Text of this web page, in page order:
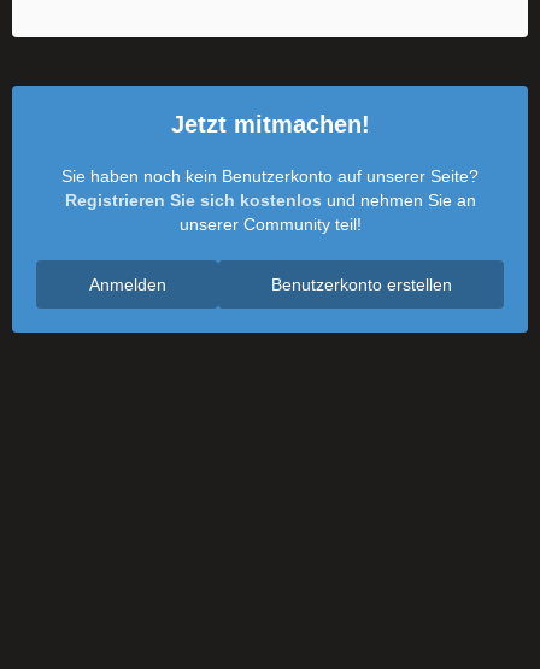
Jetzt mitmachen!
Sie haben noch kein Benutzerkonto auf unserer Seite?
Registrieren Sie sich kostenlos und nehmen Sie an
unserer Community teil!
Benutzerkonto erstellen
Anmelden